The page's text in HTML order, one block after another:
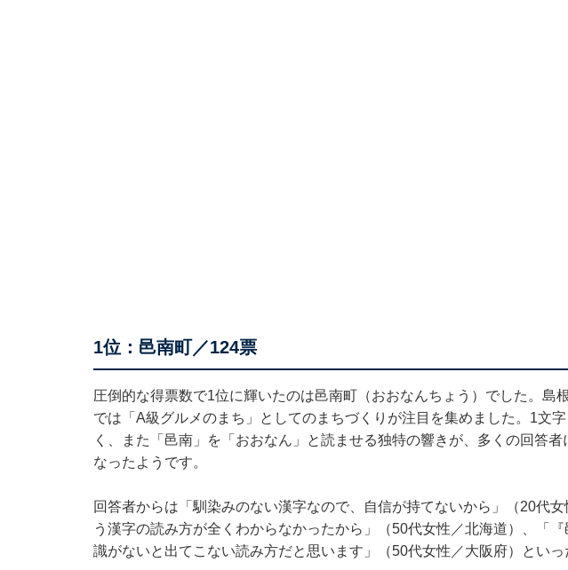
1位：邑南町／124票
圧倒的な得票数で1位に輝いたのは邑南町（おおなんちょう）でした。島
では「A級グルメのまち」としてのまちづくりが注目を集めました。1文
く、また「邑南」を「おおなん」と読ませる独特の響きが、多くの回答
なったようです。
回答者からは「馴染みのない漢字なので、自信が持てないから」（20代
う漢字の読み方が全くわからなかったから」（50代女性／北海道）、「
識がないと出てこない読み方だと思います」（50代女性／大阪府）といっ